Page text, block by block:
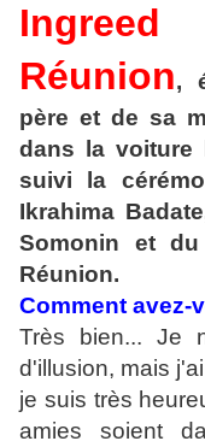
Ingreed
Réunion,
père et de sa
dans la
suivi la
Ikrahima
Somonin et
Réunion.
Comment avez-
Très bien... Je
d'illusion, mais
je suis très
amies soient